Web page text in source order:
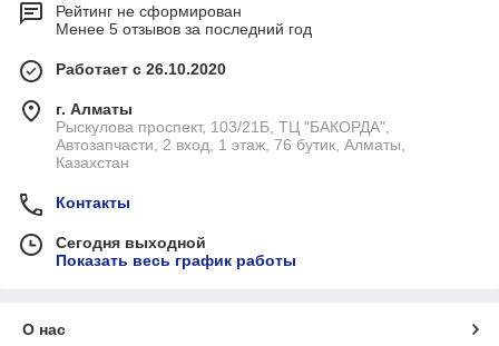
Рейтинг не сформирован
Менее 5 отзывов за последний год
Работает с 26.10.2020
г. Алматы
Рыскулова проспект, 103/21Б, ТЦ "БАКОРДА",
Автозапчасти, 2 вход, 1 этаж, 76 бутик, Алматы,
Казахстан
Контакты
Сегодня выходной
Показать весь график работы
О нас